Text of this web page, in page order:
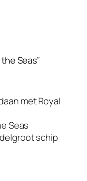
Seas”
met Royal
Seas
schip